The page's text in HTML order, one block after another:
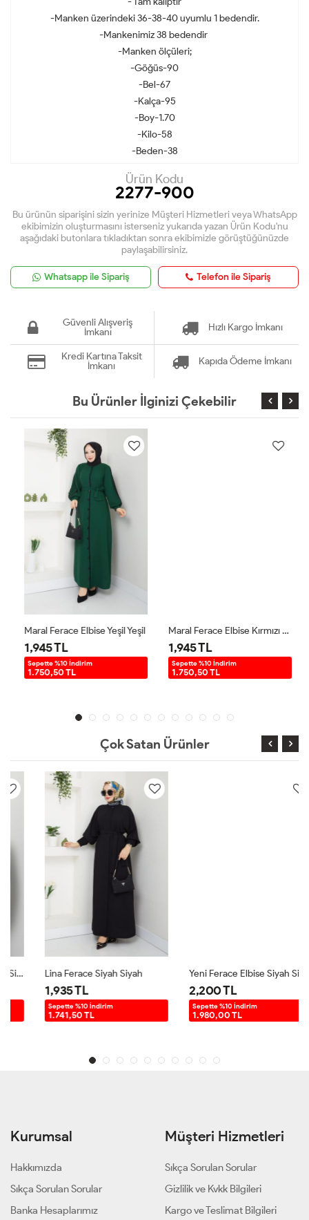
-Manken üzerindeki 36-38-40 uyumlu 1 bedendir.
-Mankenimiz 38 bedendir
-Manken ölçüleri;
-Göğüs-90
-Bel-67
-Kalça-95
-Boy-1.70
-Kilo-58
-Beden-38
Ürün Kodu
2277-900
Bu ürünün siparişini sizin yerinize Müşteri Hizmetleri veya WhatsApp
ekibimizin oluşturmasını isterseniz yukarıda yazan Ürün Kodu'nu
aşağıdaki butonlara tıkladıktan sonra ekibimizle görüştüğünüzde
paylaşabilirsiniz.
Whatsapp ile Sipariş Telefon ile Sipariş
Güvenli Alışveriş
İmkanı
Hızlı Kargo İmkanı
Kredi Kartına Taksit
İmkanı
Kapıda Ödeme İmkanı
Bu Ürünler İlginizi Çekebilir
Maral Ferace Elbise Yeşil Yeşil
1,945 TL
Sepette %10 İndirim
1.750,50 TL
Maral Ferace Elbise Kırmızı Kırmızı
1,945 TL
Sepette %10 İndirim
1.750,50 TL
Çok Satan Ürünler
Lina Ferace Siyah Siyah
1,935 TL
Sepette %10 İndirim
1.741,50 TL
Yeni Ferace Elbise Siyah Siyah
2,200 TL
Sepette %10 İndirim
1.980,00 TL
Kurumsal
Hakkımızda
Sıkça Sorulan Sorular
Banka Hesaplarımız
Müşteri Hizmetleri
Sıkça Sorulan Sorular
Gizlilik ve Kvkk Bilgileri
Kargo ve Teslimat Bilgileri